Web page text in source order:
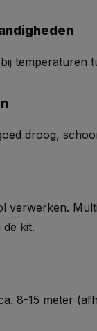
temperaturen
droog,
verwerken.
kit.
8-15 meter